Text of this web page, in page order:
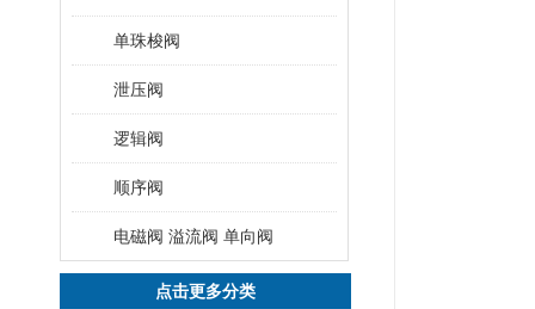
单珠梭阀
泄压阀
逻辑阀
顺序阀
电磁阀 溢流阀 单向阀
点击更多分类